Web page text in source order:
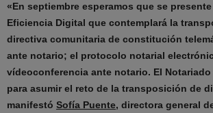
«En septiembre esperamos que se
Eficiencia Digital que contemplará la
directiva comunitaria de constitución
ante notario; el protocolo notarial
vídeoconferencia ante notario. El Notariado
para asumir el reto de la transposición de
manifestó Sofía Puente, directora general